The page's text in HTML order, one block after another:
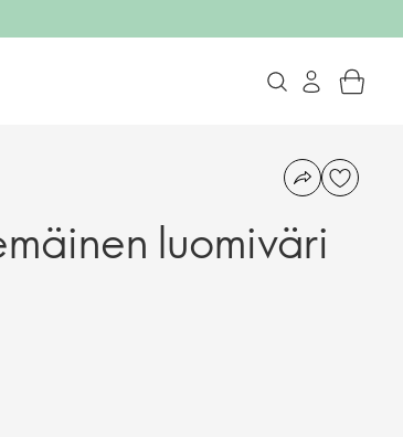
luomiväri